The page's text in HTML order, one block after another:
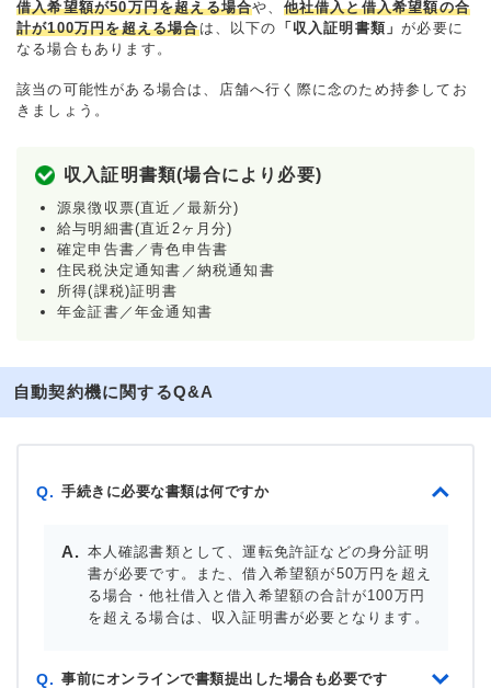
借入希望額が50万円を超える場合や、 他社借入と借入希望額の合
計が100万円を超える場合は、以下の 「収入証明書類」が必要に
なる場合もあります。
該当の可能性がある場合は、店舗へ行く際に念のため持参してお
きましょう。
収入証明書類(場合により必要)
源泉徴収票(直近／最新分)
給与明細書(直近2ヶ月分)
確定申告書／青色申告書
住民税決定通知書／納税通知書
所得(課税)証明書
年金証書／年金通知書
自動契約機に関するQ&A
Q. 手続きに必要な書類は何ですか
本人確認書類として、運転免許証などの身分証明
書が必要です。また、借入希望額が50万円を超え
る場合・他社借入と借入希望額の合計が100万円
を超える場合は、収入証明書が必要となります。
Q. 事前にオンラインで書類提出した場合も必要です